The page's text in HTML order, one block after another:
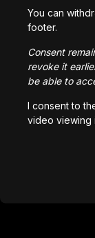
2D Roguelike |
Version
15,281
794 回プレイ
You can
footer.
Consent
revoke it
be able to
I consent to
video viewing